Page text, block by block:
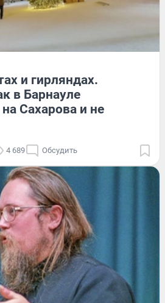
и гирляндах.
в Барнауле
Сахарова и не
4 689 Обсудить